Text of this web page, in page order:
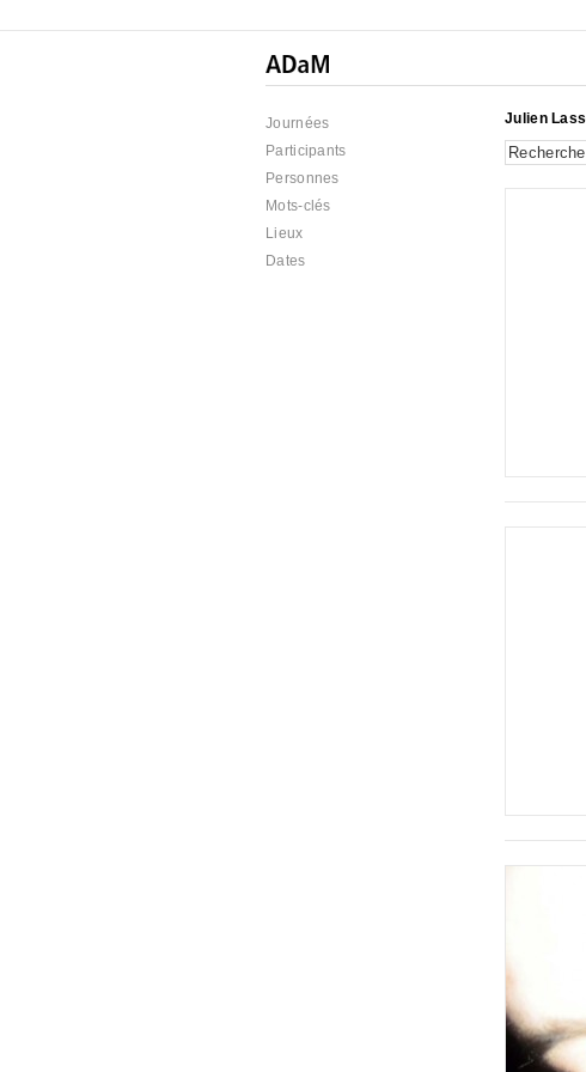
Journées
Participants
Personnes
Mots-clés
Lieux
Dates
Julien